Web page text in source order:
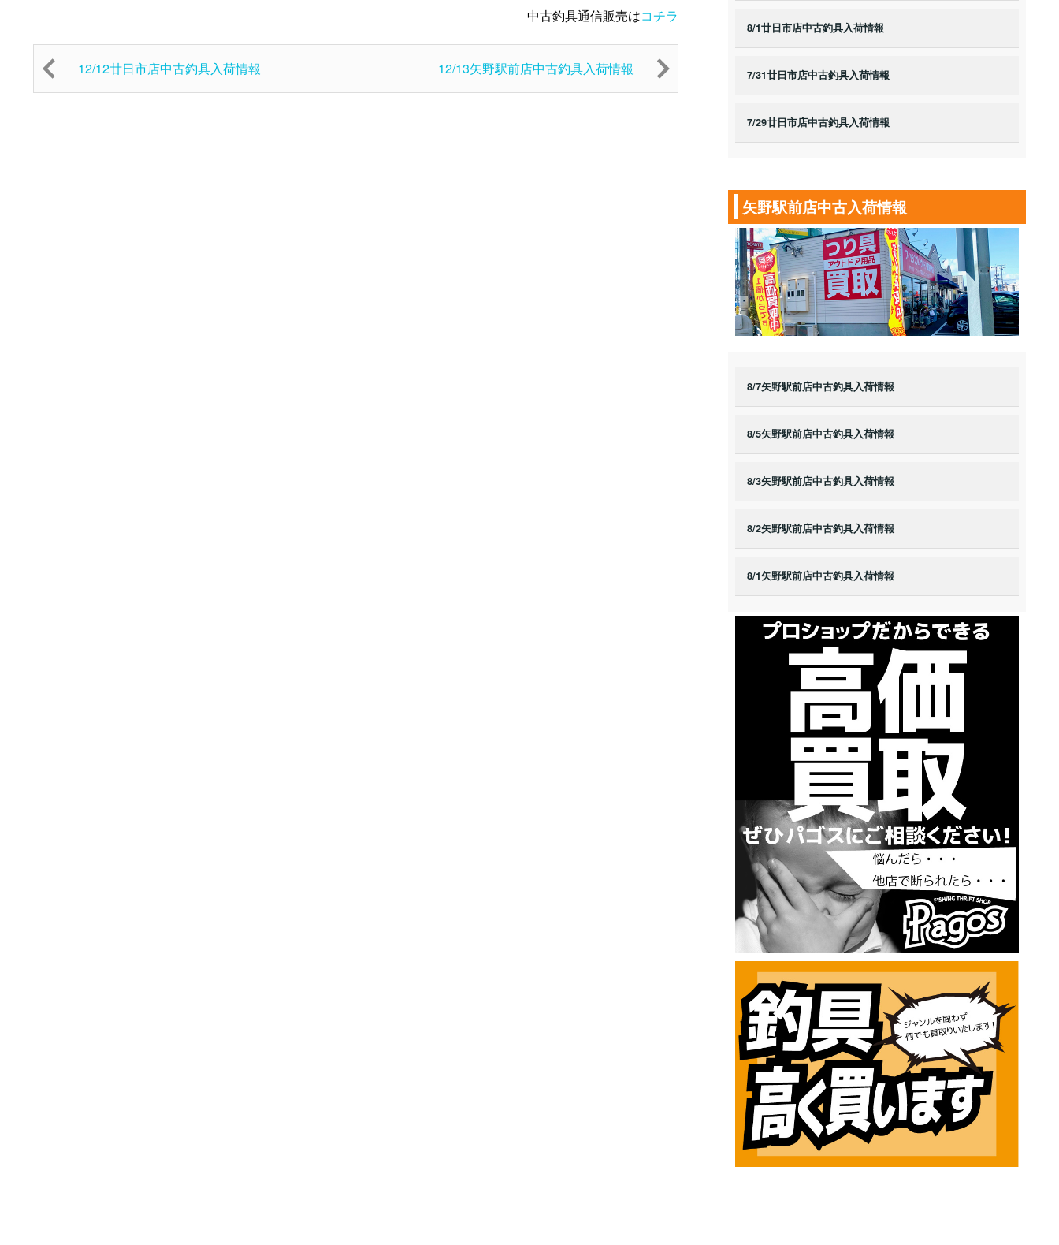
中古釣具通信販売はコチラ
12/12廿日市店中古釣具入荷情報 12/13矢野駅前店中古釣具入荷情報
8/1廿日市店中古釣具入荷情報
7/31廿日市店中古釣具入荷情報
7/29廿日市店中古釣具入荷情報
矢野駅前店中古入荷情報
8/7矢野駅前店中古釣具入荷情報
8/5矢野駅前店中古釣具入荷情報
8/3矢野駅前店中古釣具入荷情報
8/2矢野駅前店中古釣具入荷情報
8/1矢野駅前店中古釣具入荷情報